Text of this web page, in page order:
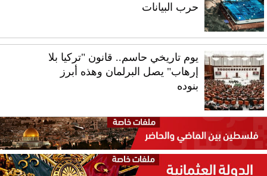
حرب البيانات
يوم تاريخي حاسم.. قانون "تركيا بلا
إرهاب" يصل البرلمان وهذه أبرز
بنوده